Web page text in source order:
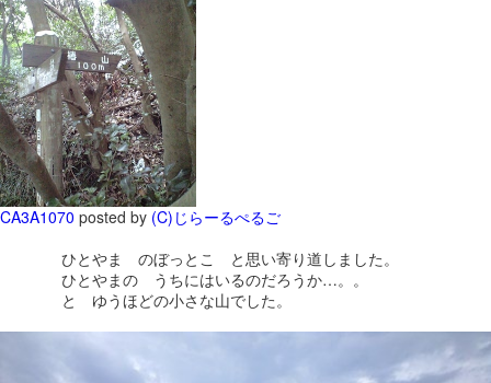
CA3A1070 posted by (C)じらーるぺるご
ひとやま のぼっとこ と思い寄り道しました。
ひとやまの うちにはいるのだろうか…。。
と ゆうほどの小さな山でした。